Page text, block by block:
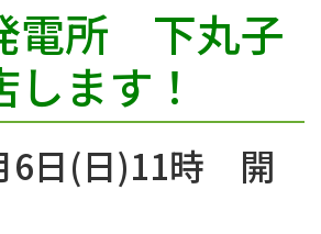
電所 下丸子
ます！
6日(日)11時 開